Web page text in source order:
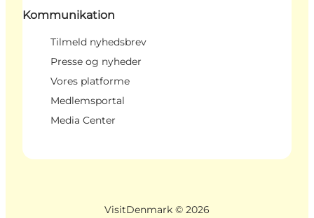
Kommunikation
Tilmeld nyhedsbrev
Presse og nyheder
Vores platforme
Medlemsportal
Media Center
VisitDenmark © 2026